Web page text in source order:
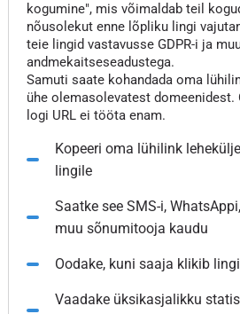
kogumine", mis võimaldab teil
nõusolekut enne lõpliku lingi
teie lingid vastavusse GDPR-i ja
andmekaitseseadustega.
Samuti saate kohandada oma
ühe olemasolevatest domeenidest.
logi URL ei tööta enam.
Kopeeri oma lühilink
lingile
Saatke see SMS-i,
muu sõnumitooja kaudu
Oodake, kuni saaja klikib
Vaadake üksikasjalikku